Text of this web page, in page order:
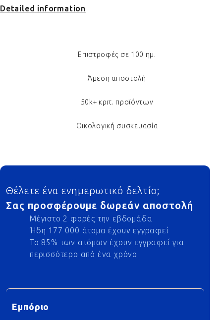
Detailed information
Επιστροφές σε 100 ημ.
Άμεση αποστολή
50k+ κριτ. προϊόντων
Οικολογική συσκευασία
Footer
Θέλετε ένα ενημερωτικό δελτίο;
Σας προσφέρουμε δωρεάν αποστολή
Μέγιστο 2 φορές την εβδομάδα
Ήδη 177 000 άτομα έχουν εγγραφεί
Το 85% των ατόμων έχουν εγγραφεί για
περισσότερο από ένα χρόνο
Εμπόριο